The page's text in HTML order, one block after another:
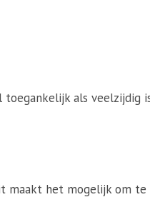
als veelzijdig
het mogelijk om